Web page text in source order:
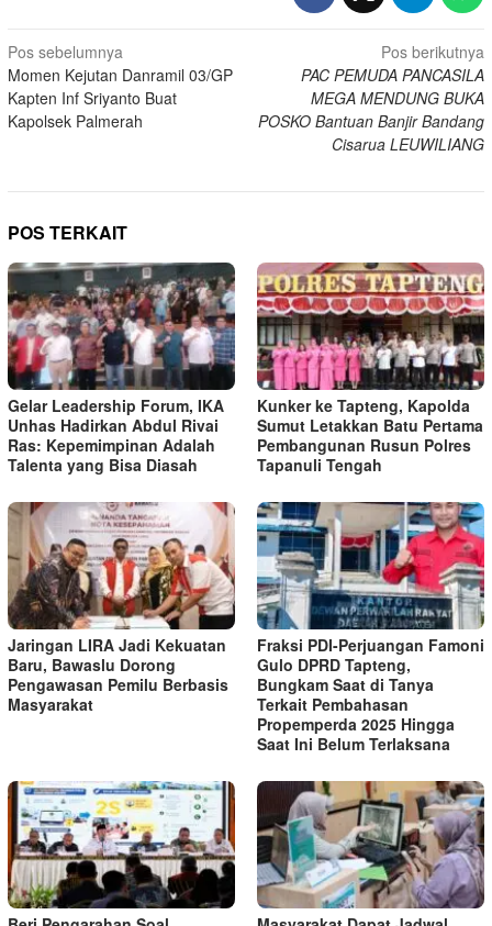
Navigasi
pos
Pos sebelumnya
Momen Kejutan Danramil 03/GP
Kapten Inf Sriyanto Buat
Kapolsek Palmerah
Pos berikutnya
PAC PEMUDA PANCASILA
MEGA MENDUNG BUKA
POSKO Bantuan Banjir Bandang
Cisarua LEUWILIANG
POS TERKAIT
Gelar Leadership Forum, IKA
Unhas Hadirkan Abdul Rivai
Ras: Kepemimpinan Adalah
Talenta yang Bisa Diasah
Kunker ke Tapteng, Kapolda
Sumut Letakkan Batu Pertama
Pembangunan Rusun Polres
Tapanuli Tengah
Jaringan LIRA Jadi Kekuatan
Baru, Bawaslu Dorong
Pengawasan Pemilu Berbasis
Masyarakat
Fraksi PDI-Perjuangan Famoni
Gulo DPRD Tapteng,
Bungkam Saat di Tanya
Terkait Pembahasan
Propemperda 2025 Hingga
Saat Ini Belum Terlaksana